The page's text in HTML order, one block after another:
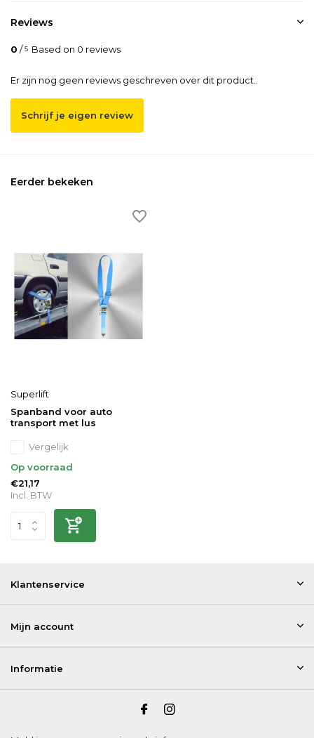
Reviews
0 /5 Based on 0 reviews
Er zijn nog geen reviews geschreven over dit product..
Schrijf je eigen review
Eerder bekeken
Superlift
Spanband voor auto
transport met lus
Vergelijk
Op voorraad
€21,17
Incl. BTW
Klantenservice
Mijn account
Informatie